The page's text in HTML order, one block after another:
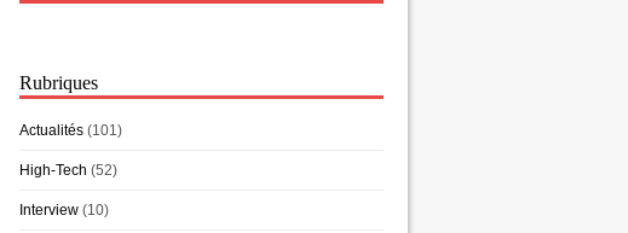
Rubriques
Actualités (101)
High-Tech (52)
Interview (10)